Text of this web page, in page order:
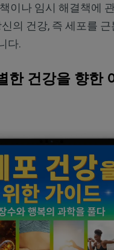
이나 임시 해결책에
의 건강, 즉 세포를 근
다.
한 건강을 향한